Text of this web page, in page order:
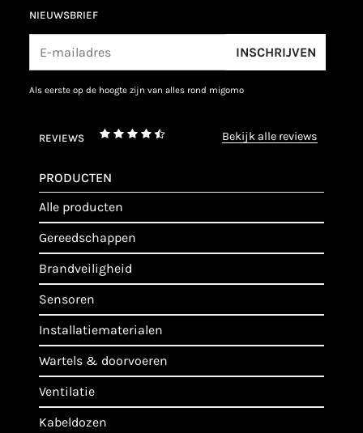
NIEUWSBRIEF
INSCHRIJVEN
als eerste op de hoogte zijn van alles rond migomo
REVIEWS bekijk alle reviews
PRODUCTEN
alle producten
gereedschappen
brandveiligheid
sensoren
installatiematerialen
wartels & doorvoeren
ventilatie
kabeldozen